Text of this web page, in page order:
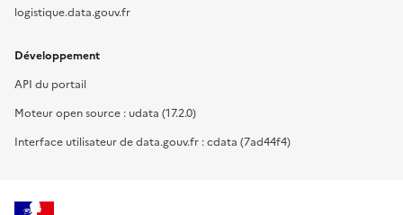
logistique.data.gouv.fr
Développement
API du portail
Moteur open source : udata (17.2.0)
Interface utilisateur de data.gouv.fr : cdata (7ad44f4)